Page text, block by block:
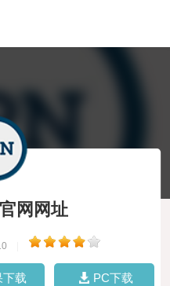
网网址
下载 PC下载